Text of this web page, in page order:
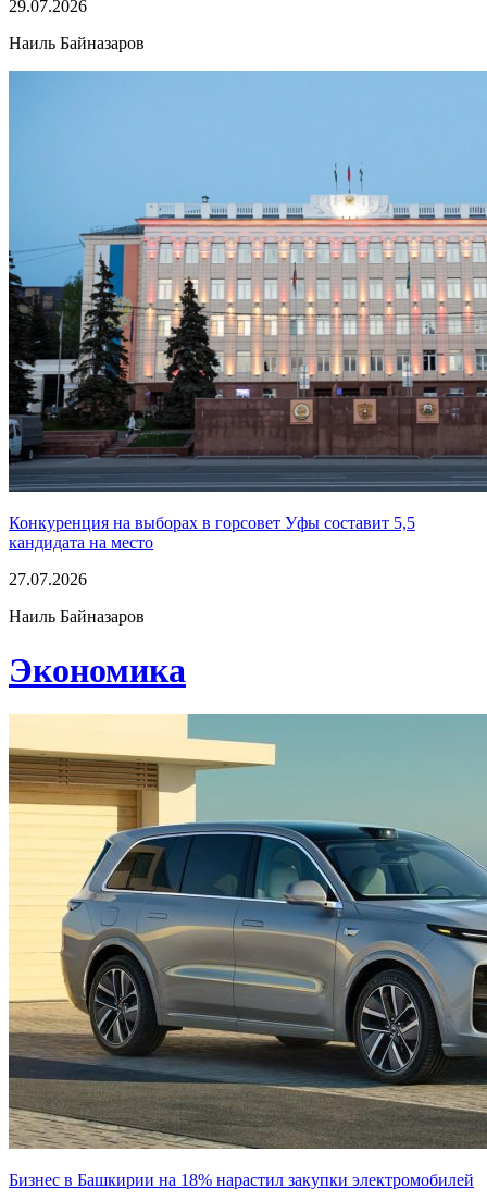
29.07.2026
Наиль Байназаров
Конкуренция на выборах в горсовет Уфы составит 5,5
кандидата на место
27.07.2026
Наиль Байназаров
Экономика
Бизнес в Башкирии на 18% нарастил закупки электромобилей